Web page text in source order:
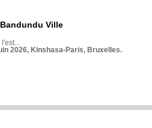
Ville
2026, Kinshasa-Paris, Bruxelles.